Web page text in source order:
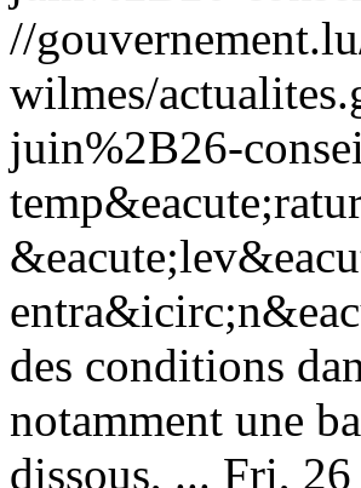
//
wilmes/
juin%2B26-
des conditions
notamment une
dissous, ... Fri, 26